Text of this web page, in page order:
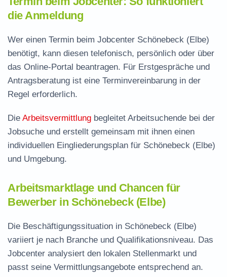
die Anmeldung
Wer einen Termin beim Jobcenter Schönebeck (Elbe)
benötigt, kann diesen telefonisch, persönlich oder über
das Online-Portal beantragen. Für Erstgespräche und
Antragsberatung ist eine Terminvereinbarung in der
Regel erforderlich.
Die Arbeitsvermittlung begleitet Arbeitsuchende bei der
Jobsuche und erstellt gemeinsam mit ihnen einen
individuellen Eingliederungsplan für Schönebeck (Elbe)
und Umgebung.
Arbeitsmarktlage und Chancen für
Bewerber in Schönebeck (Elbe)
Die Beschäftigungssituation in Schönebeck (Elbe)
variiert je nach Branche und Qualifikationsniveau. Das
Jobcenter analysiert den lokalen Stellenmarkt und
passt seine Vermittlungsangebote entsprechend an.